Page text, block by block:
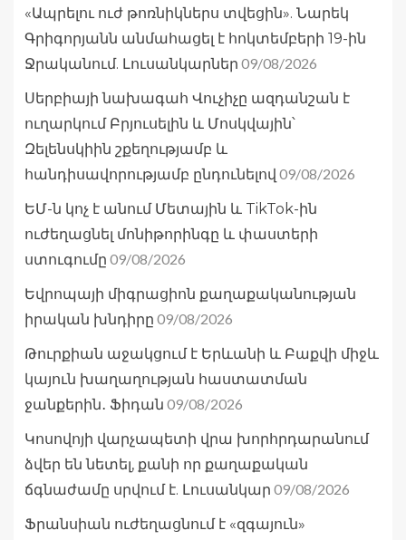
«Ապրելու ուժ թոռնիկներս տվեցին». Նարեկ
Գրիգորյանն անմահացել է հոկտեմբերի 19-ին
Ջրականում. Լուսանկարներ 09/08/2026
Սերբիայի նախագահ Վուչիչը ազդանշան է
ուղարկում Բրյուսելին և Մոսկվային՝
Զելենսկիին շքեղությամբ և
հանդիսավորությամբ ընդունելով 09/08/2026
ԵՄ-ն կոչ է անում Մետային և TikTok-ին
ուժեղացնել մոնիթորինգը և փաստերի
ստուգումը 09/08/2026
Եվրոպայի միգրացիոն քաղաքականության
իրական խնդիրը 09/08/2026
Թուրքիան աջակցում է Երևանի և Բաքվի միջև
կայուն խաղաղության հաստատման
ջանքերին․ Ֆիդան 09/08/2026
Կոսովոյի վարչապետի վրա խորհրդարանում
ձվեր են նետել, քանի որ քաղաքական
ճգնաժամը սրվում է. Լուսանկար 09/08/2026
Ֆրանսիան ուժեղացնում է «զգայուն»